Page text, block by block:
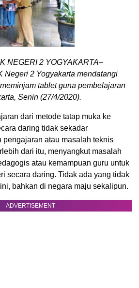
NEGERI 2 YOGYAKARTA–
Negeri 2 Yogyakarta mendatangi
tablet guna pembelajaran
Senin (27/4/2020).
dari metode tatap muka ke
daring tidak sekadar
pengajaran atau masalah teknis
dari itu, menyangkut masalah
atau kemampuan guru untuk
secara daring. Tidak ada yang tidak
bahkan di negara maju sekalipun.
ADVERTISEMENT